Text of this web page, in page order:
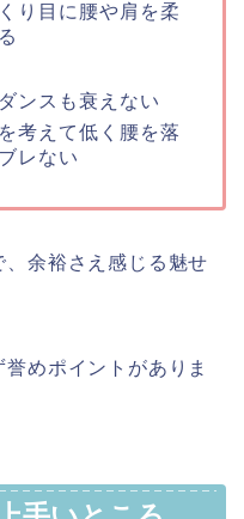
り目に腰や肩を柔
ンスも衰えない
考えて低く腰を落
レない
余裕さえ感じる魅せ
めポイントがありま